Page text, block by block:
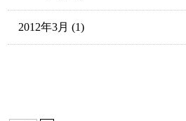
2012年3月 (1)